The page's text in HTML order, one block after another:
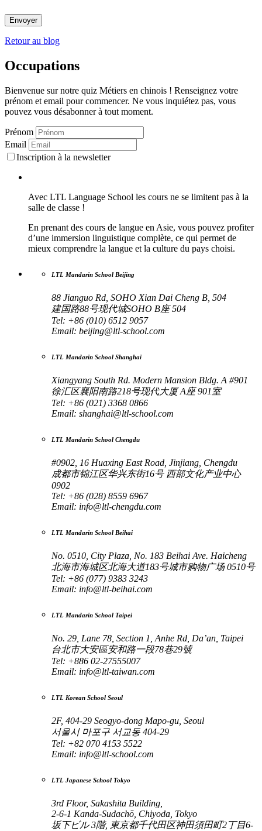
Retour au blog
Occupations
Bienvenue sur notre quiz Métiers en chinois ! Renseignez votre
prénom et email pour commencer. Ne vous inquiétez pas, vous
pouvez vous désabonner à tout moment.
Prénom
Email
Inscription à la newsletter
Avec LTL Language School les cours ne se limitent pas à la
salle de classe !
En prenant des cours de langue en Asie, vous pouvez profiter
d’une immersion linguistique complète, ce qui permet de
mieux comprendre la langue et la culture du pays choisi.
LTL Mandarin School Beijing
88 Jianguo Rd, SOHO Xian Dai Cheng B, 504
建国路88号现代城SOHO B座 504
Tel: +86 (010) 6512 9057
Email: beijing@ltl-school.com
LTL Mandarin School Shanghai
Xiangyang South Rd. Modern Mansion Bldg. A #901
徐汇区襄阳南路218号现代大厦 A座 901室
Tel: +86 (021) 3368 0866
Email: shanghai@ltl-school.com
LTL Mandarin School Chengdu
#0902, 16 Huaxing East Road, Jinjiang, Chengdu
成都市锦江区华兴东街16号 西部文化产业中心
0902
Tel: +86 (028) 8559 6967
Email: info@ltl-chengdu.com
LTL Mandarin School Beihai
No. 0510, City Plaza, No. 183 Beihai Ave. Haicheng
北海市海城区北海大道183号城市购物广场 0510号
Tel: +86 (077) 9383 3243
Email: info@ltl-beihai.com
LTL Mandarin School Taipei
No. 29, Lane 78, Section 1, Anhe Rd, Da’an, Taipei
台北市大安區安和路一段78巷29號
Tel: +886 02-27555007
Email: info@ltl-taiwan.com
LTL Korean School Seoul
2F, 404-29 Seogyo-dong Mapo-gu, Seoul
서울시 마포구 서교동 404-29
Tel: +82 070 4153 5522
Email: info@ltl-school.com
LTL Japanese School Tokyo
3rd Floor, Sakashita Building,
2-6-1 Kanda-Sudachō, Chiyoda, Tokyo
坂下ビル 3階, 東京都千代田区神田須田町2丁目6-